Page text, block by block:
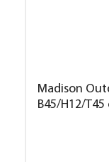
Madison
B45/H12/T45